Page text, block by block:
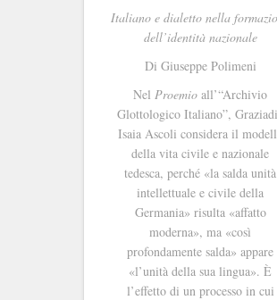
Italiano e dialetto nella
dell’identità nazionale
Di Giuseppe Polimeni
Nel Proemio all’“Archivio
Glottologico Italiano”,
Isaia Ascoli considera il
della vita civile e nazionale
tedesca, perché «la salda unità
intellettuale e civile della
Germania» risulta «affatto
moderna», ma «così
profondamente salda» appare
«l’unità della sua lingua». È
l’effetto di un processo in cui